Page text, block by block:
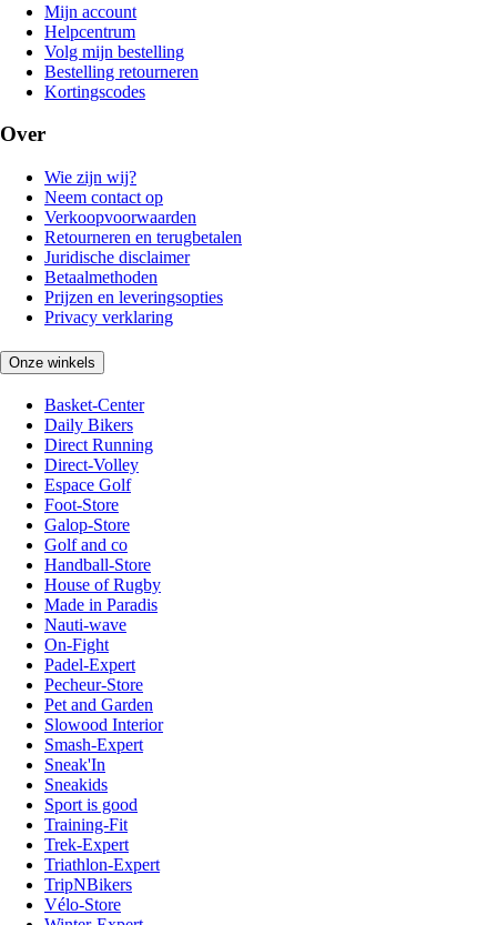
Mijn account
Helpcentrum
Volg mijn bestelling
Bestelling retourneren
Kortingscodes
Over
Wie zijn wij?
Neem contact op
Verkoopvoorwaarden
Retourneren en terugbetalen
Juridische disclaimer
Betaalmethoden
Prijzen en leveringsopties
Privacy verklaring
Onze winkels
Basket-Center
Daily Bikers
Direct Running
Direct-Volley
Espace Golf
Foot-Store
Galop-Store
Golf and co
Handball-Store
House of Rugby
Made in Paradis
Nauti-wave
On-Fight
Padel-Expert
Pecheur-Store
Pet and Garden
Slowood Interior
Smash-Expert
Sneak'In
Sneakids
Sport is good
Training-Fit
Trek-Expert
Triathlon-Expert
TripNBikers
Vélo-Store